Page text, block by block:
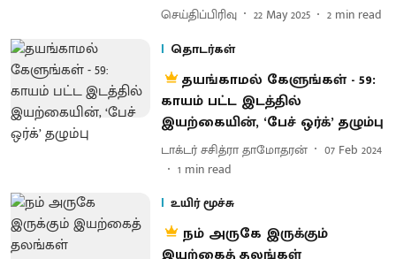
செய்திப்பிரிவு 22 May 2025 2 min read
தொடர்கள்
தயங்காமல் கேளுங்கள் - 59:
காயம் பட்ட இடத்தில்
இயற்கையின், ‘பேச் ஒர்க்’ தழும்பு
டாக்டர் சசித்ரா தாமோதரன்
07 Feb 2024
1 min read
உயிர் மூச்சு
நம் அருகே இருக்கும்